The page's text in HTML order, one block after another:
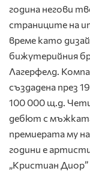
година негови
страниците на
време като
бижутерийния
Лагерфелд.
създадена през
100 000 щ.д.
дебют с мъжката
премиерата му
години е
„Кристиан